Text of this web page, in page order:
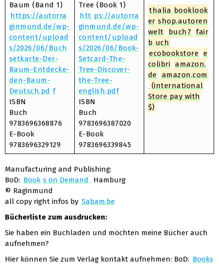
Baum (Band 1)
https://autorra
ginmund.de/wp-
content/upload
s/2026/06/Buch
setkarte-Der-
Baum-Entdecke-
den-Baum-
Deutsch.pd f
ISBN
Buch
9783696368876
E-Book
9783696329129
Tree (Book 1)
htt ps://autorra
ginmund.de/wp-
content/upload
s/2026/06/Book-
Setcard-The-
Tree-Discover-
the-Tree-
english.pdf
ISBN
Buch
9783696387020
E-Book
9783696339845
thalia booklook
er shop.autoren
welt
buch7
fair
b uch
ecobookstore e
colibri amazon.
de
amazon.com
(international
Store pay with
$)
Manufacturing and Publishing:
BoD: Book s on Demand , Hamburg
© Raginmund
all copy right infos by Sabam.be
Bücherliste zum ausdrucken:
Sie haben ein Buchladen und möchten meine Bücher auch
aufnehmen?
Hier können Sie zum Verlag kontakt aufnehmen: BoD: Books